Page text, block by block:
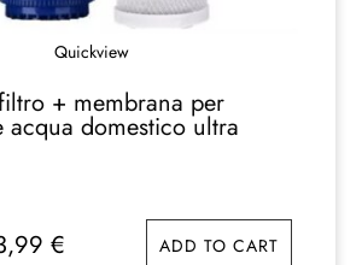
Quickview
+ membrana per
acqua domestico ultra
€Il
ADD TO CART